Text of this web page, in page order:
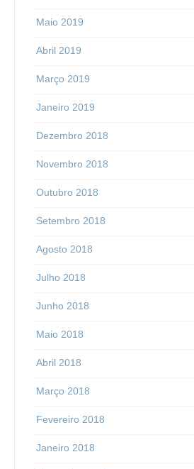
Maio 2019
Abril 2019
Março 2019
Janeiro 2019
Dezembro 2018
Novembro 2018
Outubro 2018
Setembro 2018
Agosto 2018
Julho 2018
Junho 2018
Maio 2018
Abril 2018
Março 2018
Fevereiro 2018
Janeiro 2018